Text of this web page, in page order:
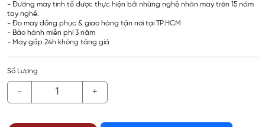
- Đường may tinh tế được thực hiện bởi những nghệ nhân may trên 15 năm
tay nghề.
- Đo may đồng phục & giao hàng tận nơi tại TP.HCM
- Bảo hành miễn phí 3 năm
- May gấp 24h không tăng giá
Số Lượng
- +